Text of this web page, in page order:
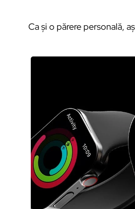
Ca și o părere personală,